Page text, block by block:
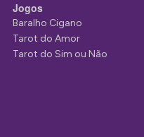
Jogos
Baralho Cigano
Tarot do Amor
Tarot do Sim ou Não